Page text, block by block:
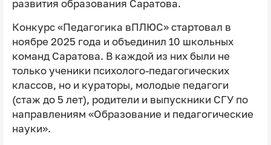
развития образования Саратова.
Конкурс «Педагогика вПЛЮС» стартовал в
ноябре 2025 года и объединил 10 школьных
команд Саратова. В каждой из них были не
только ученики психолого-педагогических
классов, но и кураторы, молодые педагоги
(стаж до 5 лет), родители и выпускники СГУ по
направлениям «Образование и педагогические
науки».